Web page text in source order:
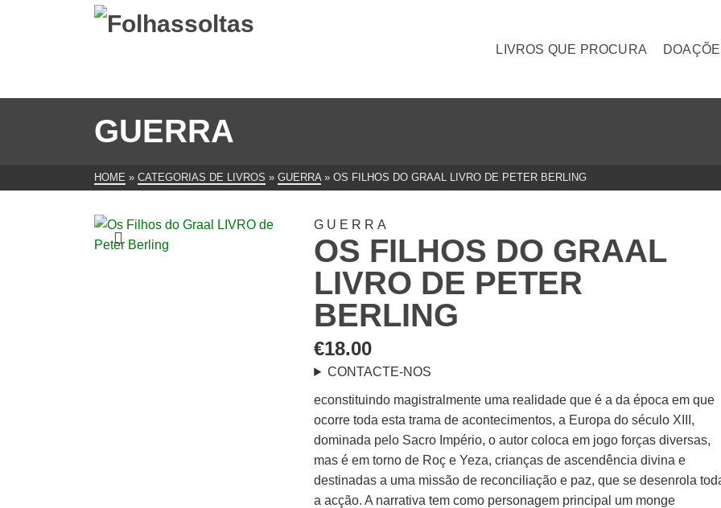
LIVROS QUE PROCURA
GUERRA
HOME » CATEGORIAS DE LIVROS » GUERRA » OS FILHOS DO GRAAL LIVRO DE PETER BERLING
GUERRA
OS FILHOS DO GRAAL
LIVRO DE PETER
BERLING
€18.00
CONTACTE-NOS
econstituindo magistralmente uma realidade que é a da época em que
ocorre toda esta trama de acontecimentos, a Europa do século XIII,
dominada pelo Sacro Império, o autor coloca em jogo forças diversas,
mas é em torno de Roç e Yeza, crianças de ascendência divina e
destinadas a uma missão de reconciliação e paz, que se desenrola
a acção. A narrativa tem como personagem principal um monge